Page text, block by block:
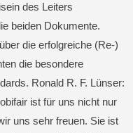
des Leiters
beiden Dokumente.
die erfolgreiche (Re-)
die besondere
Ronald R. F. Lünser:
ist für uns nicht nur
uns sehr freuen. Sie ist